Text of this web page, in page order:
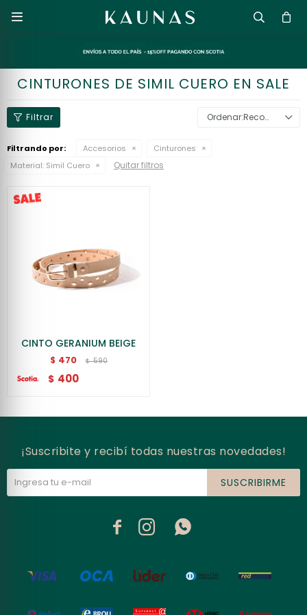

CINTURONES DE SIMIL CUERO EN SALE
Recomendados
Filtrando por: Accesorios
Cinturones
Material: Simil Cuero Quitar filtros
CINTO GERANIUM BEIGE
$ 470 $ 590
$ 400
¡Suscribite y recibí todas nuestras novedades!
SUSCRIBIRME
  